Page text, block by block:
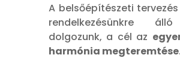
A belsőépítészeti
rendelkezésünkre
dolgozunk, a cél az
harmónia megteremtése.